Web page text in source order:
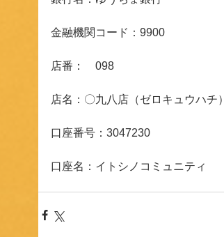
金融機関コード：9900
店番：　098
店名：〇九八店（ゼロキュウハチ）
口座番号：3047230
口座名：イトシノコミュニティ